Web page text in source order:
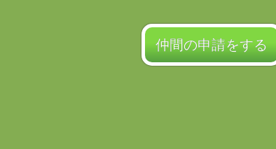
仲間の申請をする